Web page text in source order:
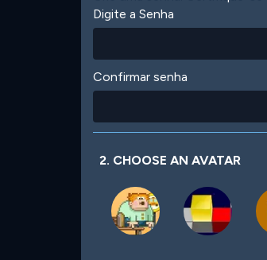
Digite a Senha
Confirmar senha
2. CHOOSE AN AVATAR